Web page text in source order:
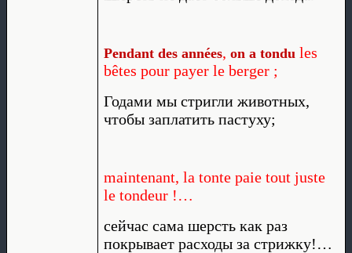
Pendant des années, on a tondu les
bêtes pour payer le berger ;
Годами мы стригли животных,
чтобы заплатить пастуху;
maintenant, la tonte paie tout juste
le tondeur !…
сейчас сама шерсть как раз
покрывает расходы за стрижку!…